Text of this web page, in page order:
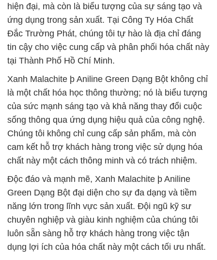
hiện đại, mà còn là biểu tượng của sự sáng tạo và
ứng dụng trong sản xuất. Tại Công Ty Hóa Chất
Đắc Trường Phát, chúng tôi tự hào là địa chỉ đáng
tin cậy cho việc cung cấp và phân phối hóa chất này
tại Thành Phố Hồ Chí Minh.
Xanh Malachite þ Aniline Green Dạng Bột không chỉ
là một chất hóa học thông thường; nó là biểu tượng
của sức mạnh sáng tạo và khả năng thay đổi cuộc
sống thông qua ứng dụng hiệu quả của công nghệ.
Chúng tôi không chỉ cung cấp sản phẩm, mà còn
cam kết hỗ trợ khách hàng trong việc sử dụng hóa
chất này một cách thông minh và có trách nhiệm.
Độc đáo và mạnh mẽ, Xanh Malachite þ Aniline
Green Dạng Bột đại diện cho sự đa dạng và tiềm
năng lớn trong lĩnh vực sản xuất. Đội ngũ kỹ sư
chuyên nghiệp và giàu kinh nghiệm của chúng tôi
luôn sẵn sàng hỗ trợ khách hàng trong việc tận
dụng lợi ích của hóa chất này một cách tối ưu nhất.